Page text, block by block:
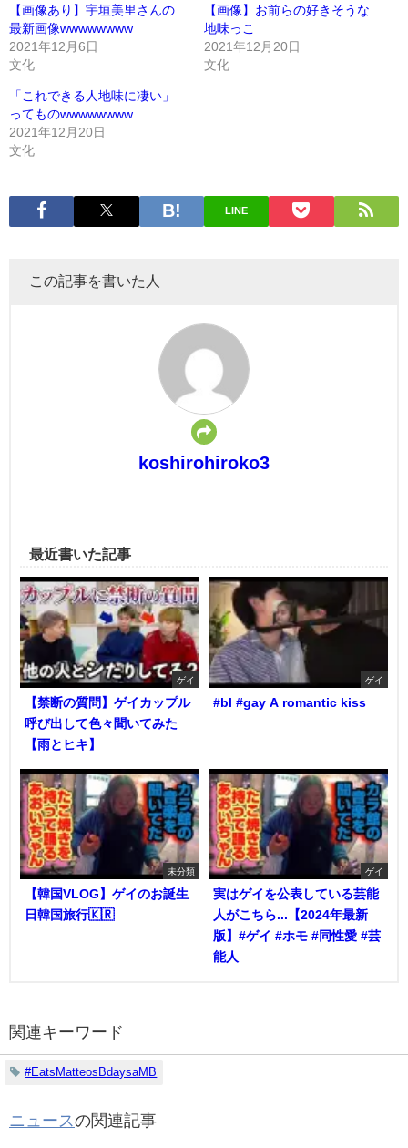
【画像あり】宇垣美里さんの
最新画像wwwwwwww
2021年12月6日
文化
【画像】お前らの好きそうな
地味っこ
2021年12月20日
文化
「これできる人地味に凄い」
ってものwwwwwwww
2021年12月20日
文化
LINE
この記事を書いた人
koshirohiroko3
最近書いた記事
ゲイ
【禁断の質問】ゲイカップル
呼び出して色々聞いてみた
【雨とヒキ】
ゲイ
#bl #gay A romantic kiss
未分類
【韓国VLOG】ゲイのお誕生
日韓国旅行🇰🇷
ゲイ
実はゲイを公表している芸能
人がこちら...【2024年最新
版】#ゲイ #ホモ #同性愛 #芸
能人
関連キーワード
#EatsMatteosBdaysaMB
ニュースの関連記事